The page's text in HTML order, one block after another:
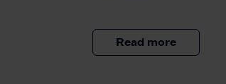
Read more